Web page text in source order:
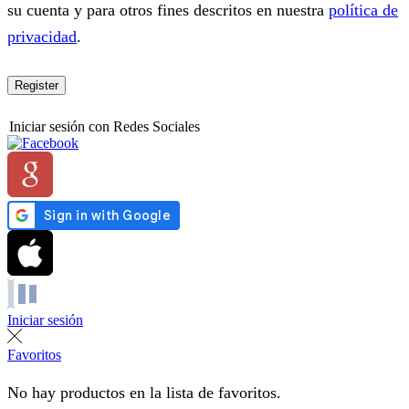
su cuenta y para otros fines descritos en nuestra política de
privacidad.
Register
Iniciar sesión con Redes Sociales
Iniciar sesión
Favoritos
No hay productos en la lista de favoritos.